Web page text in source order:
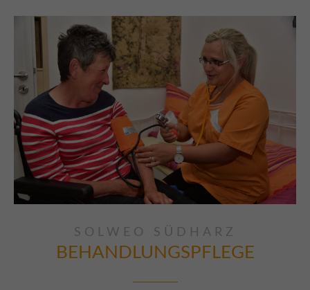
SOLWEO SÜDHARZ
BEHANDLUNGSPFLEGE